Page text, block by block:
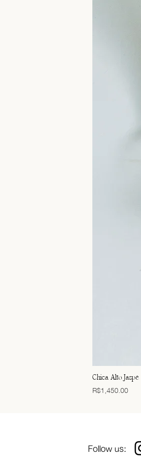
Chica Alto Jaspe
Price
R$1,450.00
Follow us: